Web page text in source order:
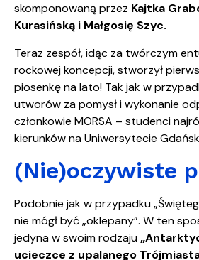
skomponowaną przez Kajtka
Kurasińską i Małgosię Szyc.
Teraz zespół, idąc za twórczym
rockowej koncepcji, stworzył
piosenkę na lato! Tak jak w
utworów za pomysł i wykonanie
członkowie MORSA – studenci
kierunków na Uniwersytecie
(Nie)oczywiste
Podobnie jak w przypadku
nie mógł być „oklepany”. W ten
jedyna w swoim rodzaju
ucieczce z upalanego